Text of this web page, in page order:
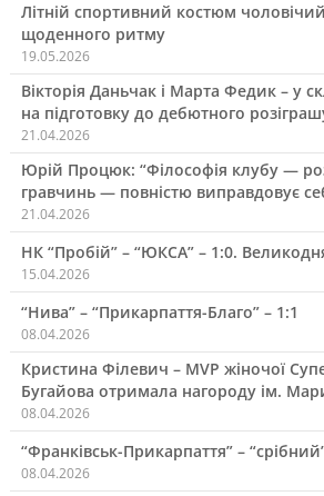
Літній спортивний костюм
щоденного ритму
19.05.2026
Вікторія Даньчак і Марта Федик – у
на підготовку до дебютного
21.04.2026
Юрій Процюк: “Філософія клубу —
гравчинь — повністю виправдовує
21.04.2026
НК “Пробій” – “ЮКСА” – 1:0.
15.04.2026
“Нива” – “Прикарпаття-Благо” – 1:1
08.04.2026
Кристина Філевич – MVP жіночої
Бугайова отримала нагороду ім.
08.04.2026
“Франківськ-Прикарпаття” –
08.04.2026